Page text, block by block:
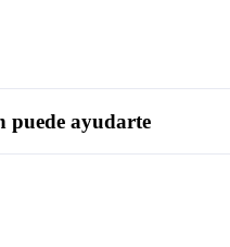
puede ayudarte